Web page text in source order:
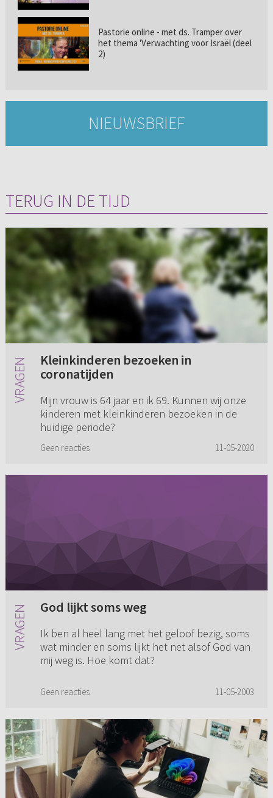
Pastorie online - met ds. Tramper over
het thema 'Verwachting voor Israël (deel
2)
NIEUWSBRIEF
TERUG IN DE TIJD
Kleinkinderen bezoeken in
coronatijden
Mijn vrouw is 64 jaar en ik 69. Kunnen wij onze
kinderen met kleinkinderen bezoeken in de
huidige periode?
Geen reacties 11-05-2020
God lijkt soms weg
Ik ben al heel lang met het geloof bezig, soms
wat minder en soms lijkt het net alsof God van
mij weg is. Hoe komt dat?
Geen reacties 11-05-2003